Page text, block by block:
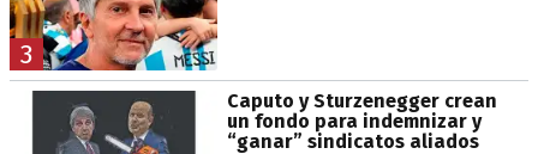
3
Caputo y Sturzenegger crean
un fondo para indemnizar y
“ganar” sindicatos aliados